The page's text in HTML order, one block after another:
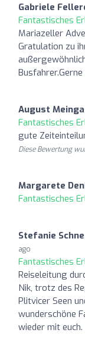
Gabriele
Fantastisches
Mariazeller
Gratulation zu
August
Fantastisches
gute
Diese Bewertung
Margarete
Fantastisches
Stefanie
ago
Fantastisches
Reiseleitung
Nik, trotz des
Plitvicer Seen
wunderschöne
wieder mit euch.